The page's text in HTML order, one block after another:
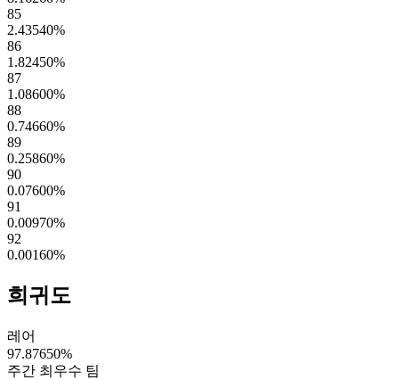
85
2.43540%
86
1.82450%
87
1.08600%
88
0.74660%
89
0.25860%
90
0.07600%
91
0.00970%
92
0.00160%
희귀도
레어
97.87650%
주간 최우수 팀